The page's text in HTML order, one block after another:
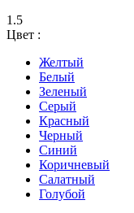
1.5
Цвет :
Желтый
Белый
Зеленый
Серый
Красный
Черный
Синий
Коричневый
Салатный
Голубой